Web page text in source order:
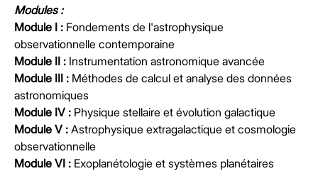
Modules :
Module I : Fondements de l'astrophysique
observationnelle contemporaine
Module II : Instrumentation astronomique avancée
Module III : Méthodes de calcul et analyse des données
astronomiques
Module IV : Physique stellaire et évolution galactique
Module V : Astrophysique extragalactique et cosmologie
observationnelle
Module VI : Exoplanétologie et systèmes planétaires